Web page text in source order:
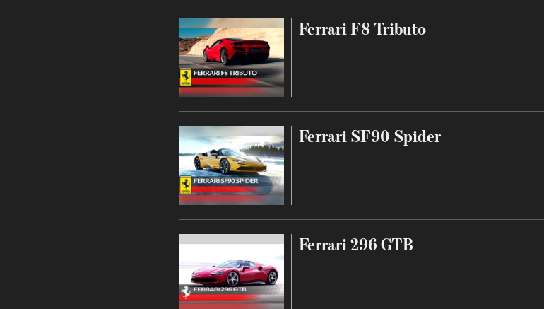
Ferrari F8 Tributo
Ferrari SF90 Spider
Ferrari 296 GTB